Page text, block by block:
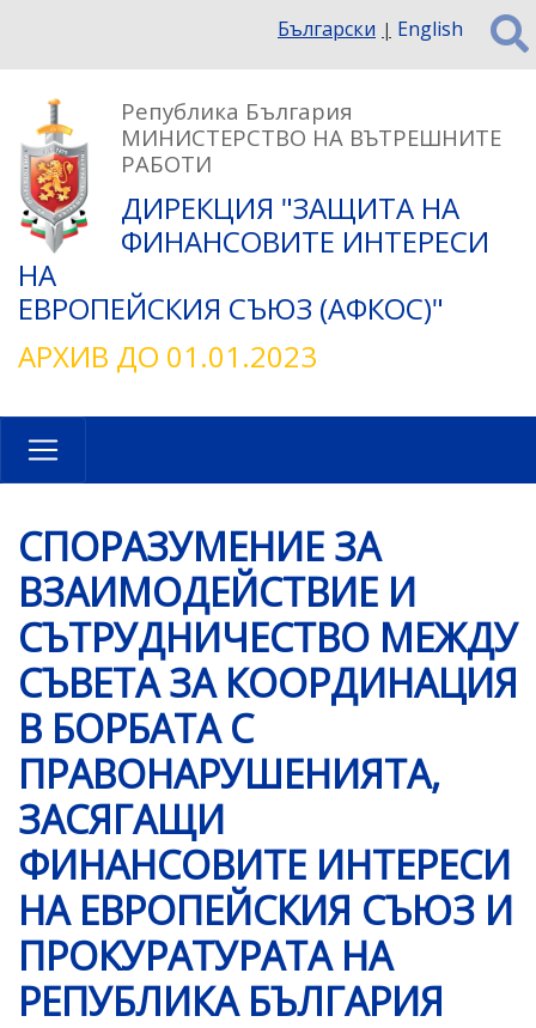
Премини
към
основното
съдържание
Български English
Република България
МИНИСТЕРСТВО НА ВЪТРЕШНИТЕ
РАБОТИ
ДИРЕКЦИЯ "ЗАЩИТА НА
ФИНАНСОВИТЕ ИНТЕРЕСИ
НА
ЕВРОПЕЙСКИЯ СЪЮЗ (АФКОС)"
АРХИВ ДО 01.01.2023
СПОРАЗУМЕНИЕ ЗА
ВЗАИМОДЕЙСТВИЕ И
СЪТРУДНИЧЕСТВО МЕЖДУ
СЪВЕТА ЗА КООРДИНАЦИЯ
В БОРБАТА С
ПРАВОНАРУШЕНИЯТА,
ЗАСЯГАЩИ
ФИНАНСОВИТЕ ИНТЕРЕСИ
НА ЕВРОПЕЙСКИЯ СЪЮЗ И
ПРОКУРАТУРАТА НА
РЕПУБЛИКА БЪЛГАРИЯ